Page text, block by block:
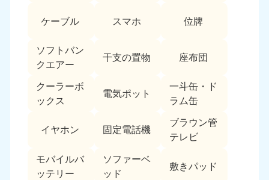
ケーブル スマホ 位牌
ソフトバン
クエアー
干支の置物 座布団
クーラーボ
ックス
電気ポット
一斗缶・ド
ラム缶
イヤホン 固定電話機
ブラウン管
テレビ
モバイルバ
ッテリー
ソファーベ
ッド
敷きパッド
050-1880-9892
9:00〜19:00 年中無休 9:00〜19:00 年中無休